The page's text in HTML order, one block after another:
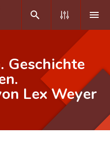
Geschichte
Lex Weyer